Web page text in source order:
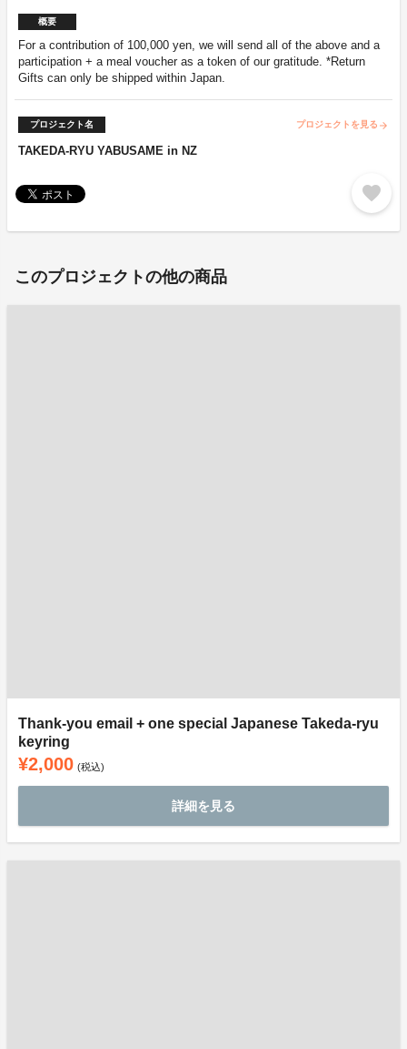
概要
For a contribution of 100,000 yen, we will send all of the above and a
participation + a meal voucher as a token of our gratitude. *Return
Gifts can only be shipped within Japan.
プロジェクト名 プロジェクトを見る arrow_forward
TAKEDA-RYU YABUSAME in NZ
favorite
このプロジェクトの他の商品
Thank-you email + one special Japanese Takeda-ryu
keyring
¥2,000 (税込)
詳細を見る